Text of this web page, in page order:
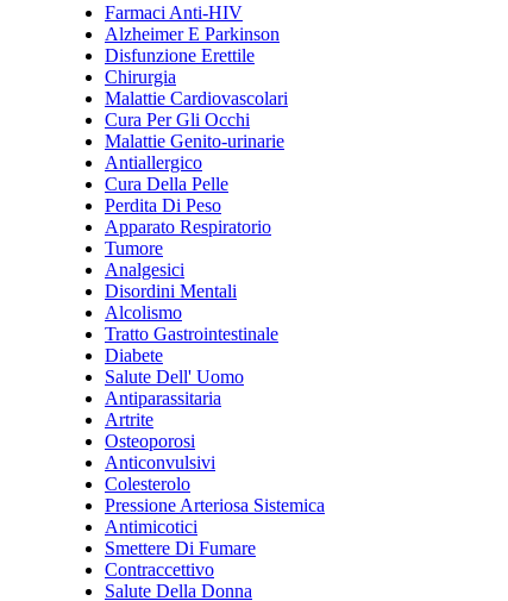
Farmaci Anti-HIV
Alzheimer E Parkinson
Disfunzione Erettile
Chirurgia
Malattie Cardiovascolari
Cura Per Gli Occhi
Malattie Genito-urinarie
Antiallergico
Cura Della Pelle
Perdita Di Peso
Apparato Respiratorio
Tumore
Analgesici
Disordini Mentali
Alcolismo
Tratto Gastrointestinale
Diabete
Salute Dell' Uomo
Antiparassitaria
Artrite
Osteoporosi
Anticonvulsivi
Colesterolo
Pressione Arteriosa Sistemica
Antimicotici
Smettere Di Fumare
Contraccettivo
Salute Della Donna